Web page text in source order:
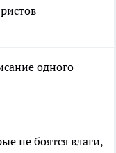
одного
не боятся влаги,